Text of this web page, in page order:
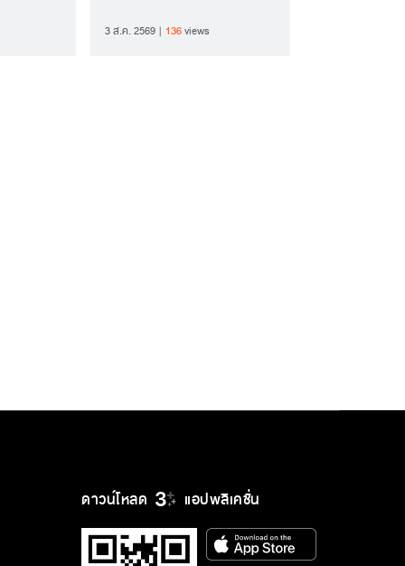
3 ส.ค. 2569 136views
ดาวน์โหลด แอปพลิเคชั่น